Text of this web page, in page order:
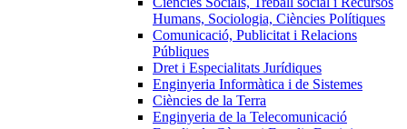
Humans, Sociologia, Ciències Polítiques
Comunicació, Publicitat i Relacions
Públiques
Dret i Especialitats Jurídiques
Enginyeria Informàtica i de Sistemes
Ciències de la Terra
Enginyeria de la Telecomunicació